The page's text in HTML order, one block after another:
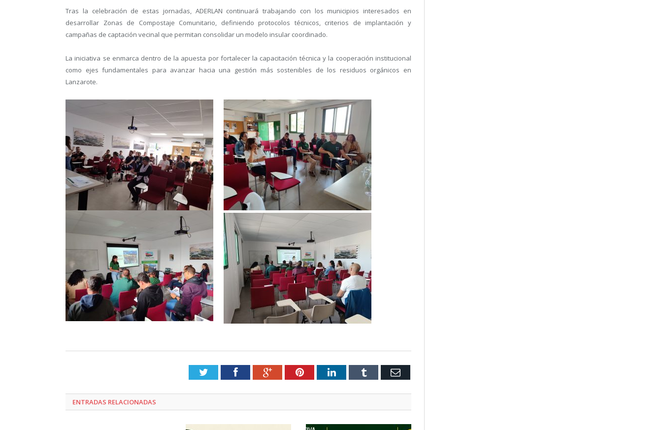
Tras la celebración de estas jornadas, ADERLAN continuará trabajando con los municipios interesados en
desarrollar Zonas de Compostaje Comunitario, definiendo protocolos técnicos, criterios de implantación y
campañas de captación vecinal que permitan consolidar un modelo insular coordinado.
La iniciativa se enmarca dentro de la apuesta por fortalecer la capacitación técnica y la cooperación institucional
como ejes fundamentales para avanzar hacia una gestión más sostenibles de los residuos orgánicos en
Lanzarote.
TwitterFacebookGoogle+PinterestLinkedInTumblr Email
ENTRADAS RELACIONADAS